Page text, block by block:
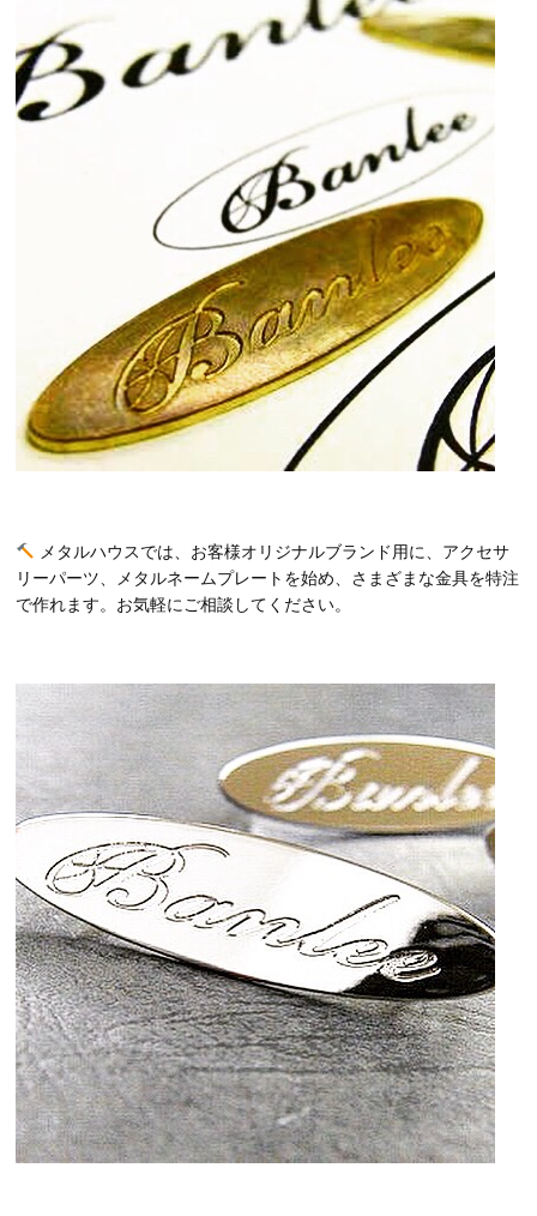
メタルハウスでは、お客様オリジナルブランド用に、アクセサ
リーパーツ、メタルネームプレートを始め、さまざまな金具を特注
で作れます。お気軽にご相談してください。